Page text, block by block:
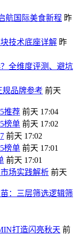
航国际美食新程 昨
技术底座详解 昨
全维度评测、避坑
规品牌参考 前天
推荐 前天 17:04
榜单 前天 17:02
前天 17:02
榜单 前天 17:01
前天 17:01
场实践解析 前天
：三层筛选逻辑筛
打造闪亮秋天 前